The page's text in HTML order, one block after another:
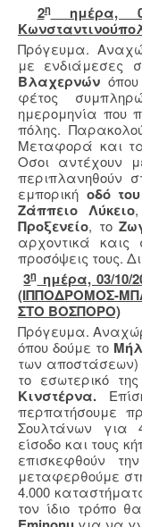
2η
ημέρα,
Πρόγευμα.
με ενδιάμεσες
Βλαχερνών
φέτος
ημερομηνία που
πόλης.
Μεταφορά και
Οσοι αντέχουν
περιπλανηθούν
εμπορική οδό
Ζάππειο Λύκειο
Προξενείο, το
αρχοντικά καις
προσόψεις τους.
3η ημέρα, 03/
(ΙΠΠΟΔΡΟΜΟΣ-
ΣΤΟ ΒΟΣΠΟΡΟ)
Πρόγευμα.
όπου δούμε το
των αποστάσεων)
το εσωτερικό της
Κινστέρνα.
περπατήσουμε
Σουλτάνων για
είσοδο και τους
επισκεφθούν
μεταφερθούμε
4.000
τον ίδιο τρόπο